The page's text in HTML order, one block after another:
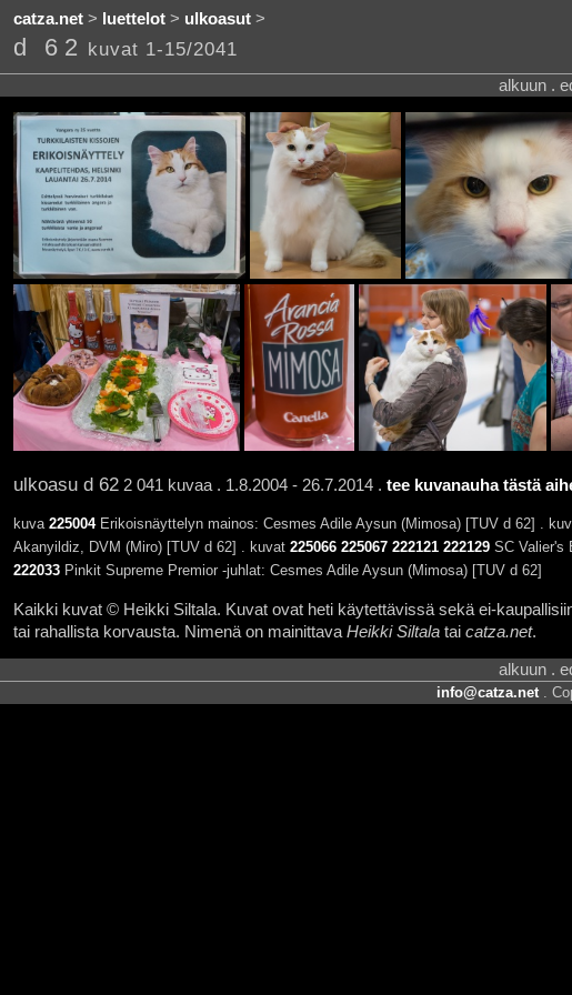
catza.net> luettelot> ulkoasut>
d 62 kuvat 1-15/2041
alkuun .
ulkoasu d 622 041 kuvaa . 1.8.2004 - 26.7.2014 . tee kuvanauha tästä
kuva 225004Erikoisnäyttelyn mainos: Cesmes Adile Aysun (Mimosa) [TUV d 62] .
Akanyildiz, DVM (Miro) [TUV d 62] . kuvat 225066 225067 222121 222129SC Valier's
222033Pinkit Supreme Premior -juhlat: Cesmes Adile Aysun (Mimosa) [TUV d 62]
Kaikki kuvat © Heikki Siltala. Kuvat ovat heti käytettävissä sekä ei-
tai rahallista korvausta. Nimenä on mainittava Heikki Siltalatai catza.net.
alkuun .
info@catza.net.